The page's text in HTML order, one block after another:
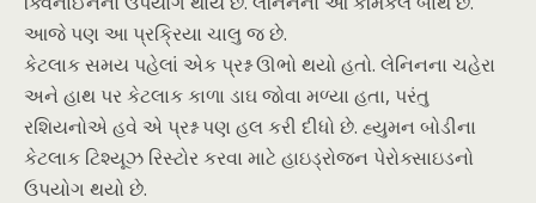
આજે પણ આ પ્રક્રિયા ચાલુ જ છે.
કેટલાક સમય પહેલાં એક પ્રશ્ન ઊભો થયો હતો. લેનિનના ચહેરા
અને હાથ પર કેટલાક કાળા ડાઘ જોવા મળ્યા હતા, પરંતુ
રશિયનોએ હવે એ પ્રશ્ન પણ હલ કરી દીધો છે. હ્યુમન બોડીના
કેટલાક ટિશ્યૂઝ રિસ્ટોર કરવા માટે હાઇડ્રોજન પેરોક્સાઇડનો
ઉપયોગ થયો છે.